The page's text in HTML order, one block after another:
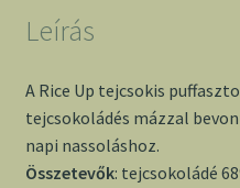
Leírás
A Rice Up tejcsokis
tejcsokoládés mázzal
napi nassoláshoz.
Összetevők: tejcsokoládé